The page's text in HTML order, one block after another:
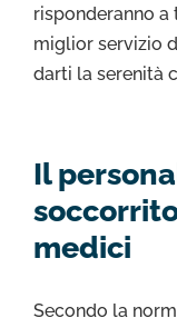
risponderanno
miglior servizio
darti la serenità
Il
medici
Secondo la